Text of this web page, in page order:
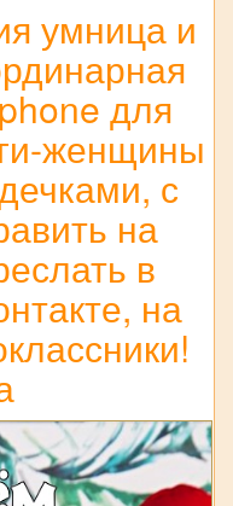
умница и
для
женщины
с
на
в
на